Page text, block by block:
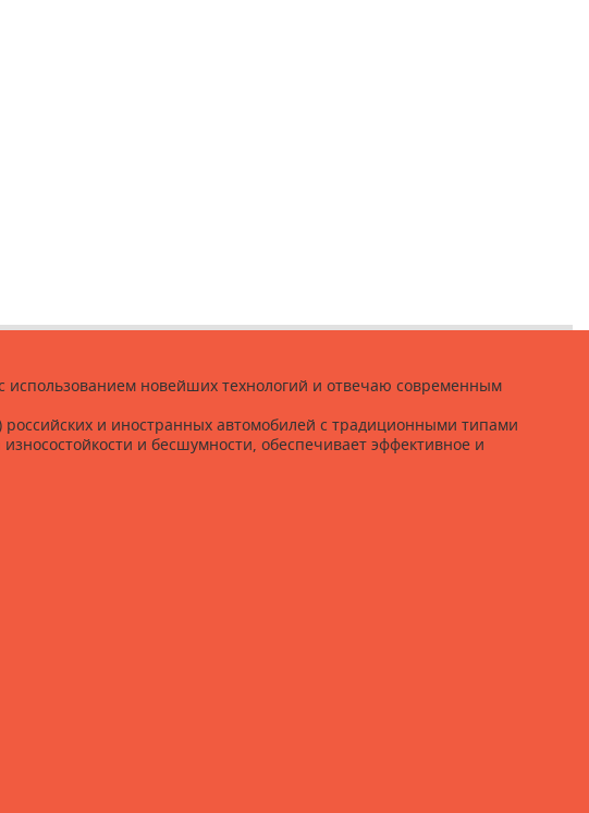
использованием новейших технологий и отвечаю современным
и иностранных автомобилей с традиционными типами
и бесшумности, обеспечивает эффективное и